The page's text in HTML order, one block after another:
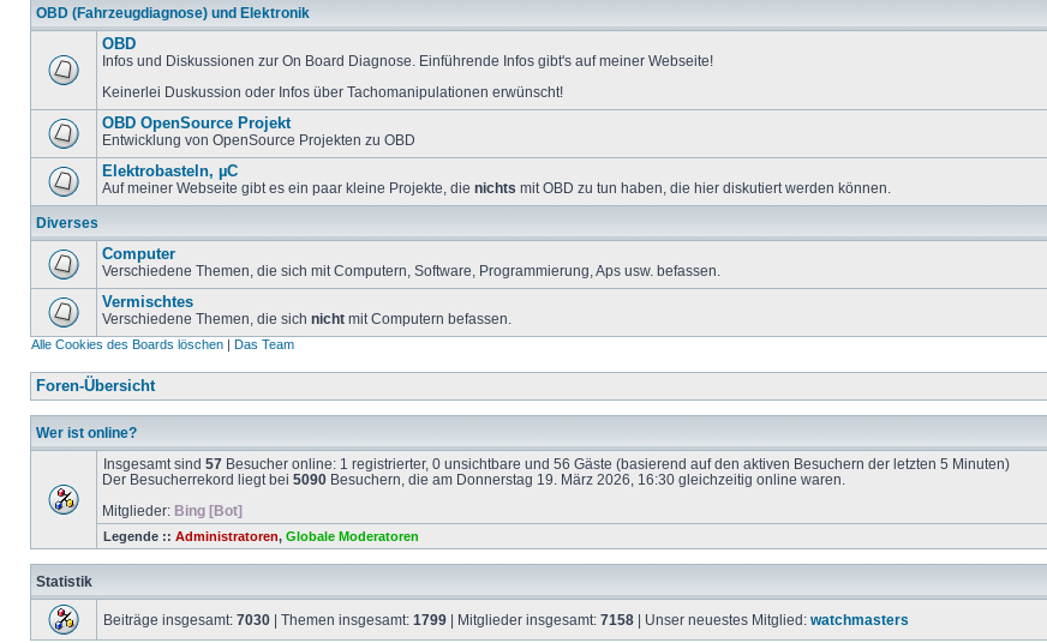
OBD (Fahrzeugdiagnose) und Elektronik
OBD
Infos und Diskussionen zur On Board Diagnose. Einführende Infos gibt's auf meiner Webseite!
Keinerlei Duskussion oder Infos über Tachomanipulationen erwünscht!
OBD OpenSource Projekt
Entwicklung von OpenSource Projekten zu OBD
Elektrobasteln, µC
Auf meiner Webseite gibt es ein paar kleine Projekte, die nichts mit OBD zu tun haben, die hier diskutiert werden können.
Diverses
Computer
Verschiedene Themen, die sich mit Computern, Software, Programmierung, Aps usw. befassen.
Vermischtes
Verschiedene Themen, die sich nicht mit Computern befassen.
Alle Cookies des Boards löschen | Das Team
Foren-Übersicht
Wer ist online?
Insgesamt sind 57 Besucher online: 1 registrierter, 0 unsichtbare und 56 Gäste (basierend auf den aktiven Besuchern der letzten 5 Minuten)
Der Besucherrekord liegt bei 5090 Besuchern, die am Donnerstag 19. März 2026, 16:30 gleichzeitig online waren.
Mitglieder: Bing [Bot]
Legende :: Administratoren, Globale Moderatoren
Statistik
Beiträge insgesamt: 7030 | Themen insgesamt: 1799 | Mitglieder insgesamt: 7158 | Unser neuestes Mitglied: watchmasters